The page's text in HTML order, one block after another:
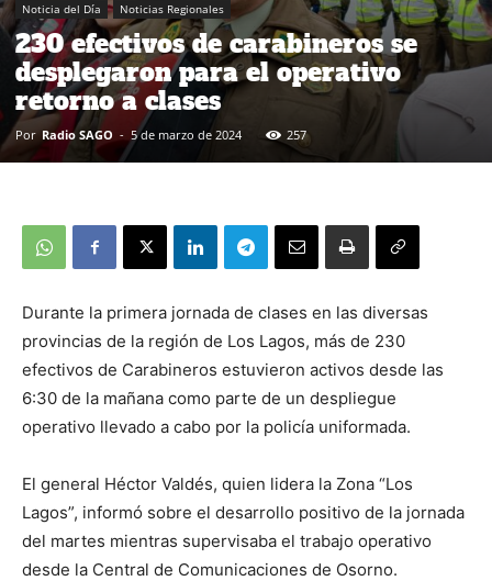
Noticia del Día Noticias Regionales
230 efectivos de carabineros se
desplegaron para el operativo
retorno a clases
Por Radio SAGO - 5 de marzo de 2024 257
Durante la primera jornada de clases en las diversas
provincias de la región de Los Lagos, más de 230
efectivos de Carabineros estuvieron activos desde las
6:30 de la mañana como parte de un despliegue
operativo llevado a cabo por la policía uniformada.
El general Héctor Valdés, quien lidera la Zona “Los
Lagos”, informó sobre el desarrollo positivo de la jornada
del martes mientras supervisaba el trabajo operativo
desde la Central de Comunicaciones de Osorno.